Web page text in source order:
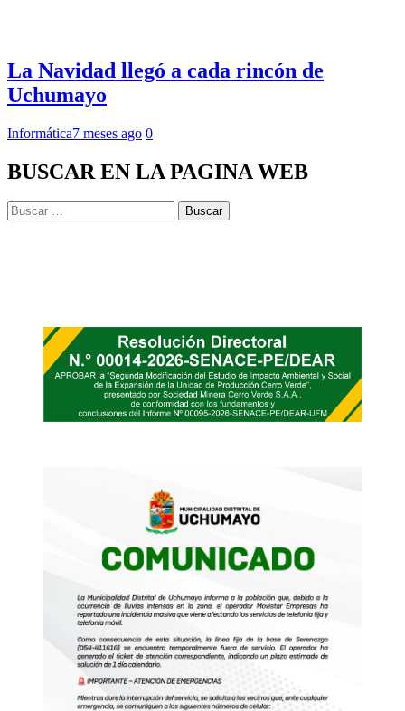
La Navidad llegó a cada rincón de
Uchumayo
Informática7 meses ago 0
BUSCAR EN LA PAGINA WEB
Buscar: